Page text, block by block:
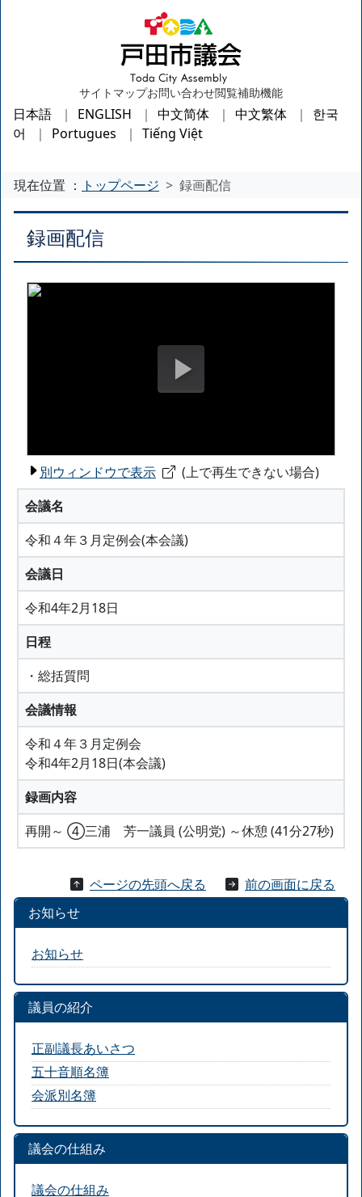
サイトマップお問い合わせ閲覧補助機能
日本語 ENGLISH 中文简体 中文繁体
한국
어
Portugues Tiếng Việt
現在位置 ： トップページ 録画配信
録画配信
別ウィンドウで表示
(上で再生できない場合)
会議名
令和４年３月定例会(本会議)
会議日
令和4年2月18日
日程
・総括質問
会議情報
令和４年３月定例会
令和4年2月18日(本会議)
録画内容
再開～ ④三浦 芳一議員 (公明党) ～休憩 (41分27秒)
ページの先頭へ戻る
前の画面に戻る
お知らせ
お知らせ
議員の紹介
正副議長あいさつ
五十音順名簿
会派別名簿
議会の仕組み
議会の仕組み